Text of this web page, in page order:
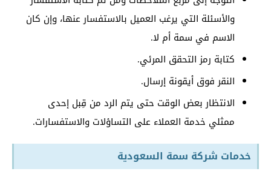
والأسئلة التي يرغب العميل بالاستفسار عنها، وإن كان
الاسم في سمة أم لا.
كتابة رمز التحقق المرئي.
النقر فوق أيقونة إرسال.
الانتظار بعض الوقت حتى يتم الرد من قِبل إحدى
ممثلي خدمة العملاء على التساؤلات والاستفسارات.
خدمات شركة سمة السعودية